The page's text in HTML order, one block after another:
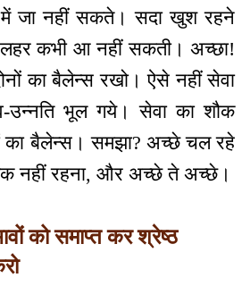
जा नहीं सकते। सदा खुश रहने
कभी आ नहीं सकती। अच्छा!
का बैलेन्स रखो। ऐसे नहीं सेवा
उन्नति भूल गये। सेवा का शौक
का बैलेन्स। समझा? अच्छे चल रहे
नहीं रहना, और अच्छे ते अच्छे।
को समाप्त कर श्रेष्ठ